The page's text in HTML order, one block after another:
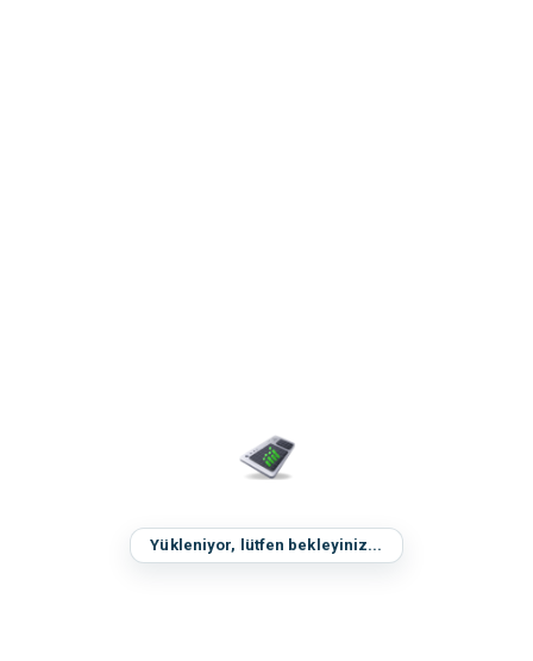
Yükleniyor, lütfen bekleyiniz...